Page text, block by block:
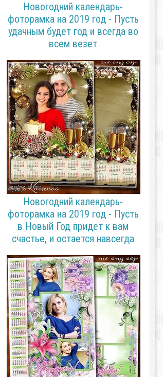
Новогодний календарь-
фоторамка на 2019 год - Пусть
удачным будет год и всегда во
всем везет
Новогодний календарь-
фоторамка на 2019 год - Пусть
в Новый Год придет к вам
счастье, и остается навсегда